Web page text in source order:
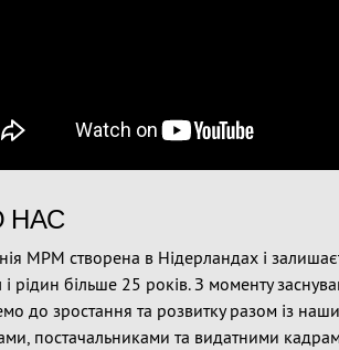
НАС
MPM створена в Нідерландах і
і рідин більше 25 років. З моменту
до зростання та розвитку разом із
постачальниками та видатними